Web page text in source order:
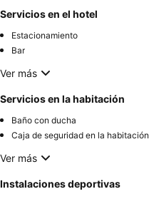
Servicios en el hotel
Estacionamiento
Bar
Ver más
Servicios en la habitación
Baño con ducha
Caja de seguridad en la habitación
Ver más
Instalaciones deportivas